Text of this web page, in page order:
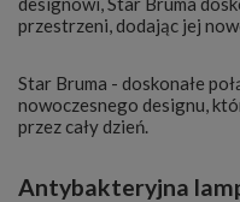
przestrzeni, dodając jej
Star Bruma - doskonałe
nowoczesnego designu,
przez cały dzień.
Antybakteryjna